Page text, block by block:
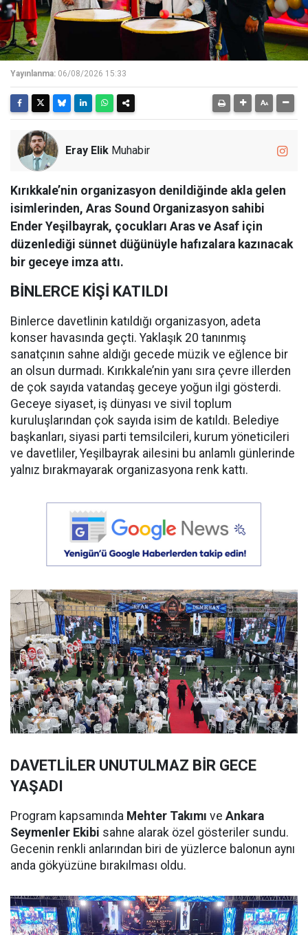
Yayınlanma: 06/08/2026 15:33
Eray Elik Muhabir
Kırıkkale’nin organizasyon denildiğinde akla gelen
isimlerinden, Aras Sound Organizasyon sahibi
Ender Yeşilbayrak, çocukları Aras ve Asaf için
düzenlediği sünnet düğünüyle hafızalara kazınacak
bir geceye imza attı.
BİNLERCE KİŞİ KATILDI
Binlerce davetlinin katıldığı organizasyon, adeta
konser havasında geçti. Yaklaşık 20 tanınmış
sanatçının sahne aldığı gecede müzik ve eğlence bir
an olsun durmadı. Kırıkkale’nin yanı sıra çevre illerden
de çok sayıda vatandaş geceye yoğun ilgi gösterdi.
Geceye siyaset, iş dünyası ve sivil toplum
kuruluşlarından çok sayıda isim de katıldı. Belediye
başkanları, siyasi parti temsilcileri, kurum yöneticileri
ve davetliler, Yeşilbayrak ailesini bu anlamlı günlerinde
yalnız bırakmayarak organizasyona renk kattı.
DAVETLİLER UNUTULMAZ BİR GECE
YAŞADI
Program kapsamında Mehter Takımı ve Ankara
Seymenler Ekibi sahne alarak özel gösteriler sundu.
Gecenin renkli anlarından biri de yüzlerce balonun aynı
anda gökyüzüne bırakılması oldu.